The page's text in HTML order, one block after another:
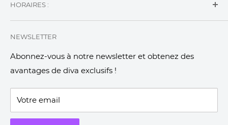
ma.claquette.fourrure@gmail.com
HORAIRES :
Du Lundi au Samedi : 08h - 12h30 / 13h30 - 17h
NEWSLETTER
Abonnez-vous à notre newsletter et obtenez des
avantages de diva exclusifs !
Votre email